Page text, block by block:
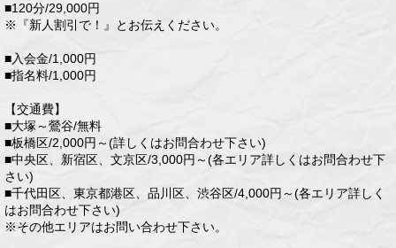
■120分/29,000円
※『新人割引で！』とお伝えください。
■入会金/1,000円
■指名料/1,000円
【交通費】
■大塚～鶯谷/無料
■板橋区/2,000円～(詳しくはお問合わせ下さい)
■中央区、新宿区、文京区/3,000円～(各エリア詳しくはお問合わせ下
さい)
■千代田区、東京都港区、品川区、渋谷区/4,000円～(各エリア詳しく
はお問合わせ下さい)
※その他エリアはお問い合わせ下さい。